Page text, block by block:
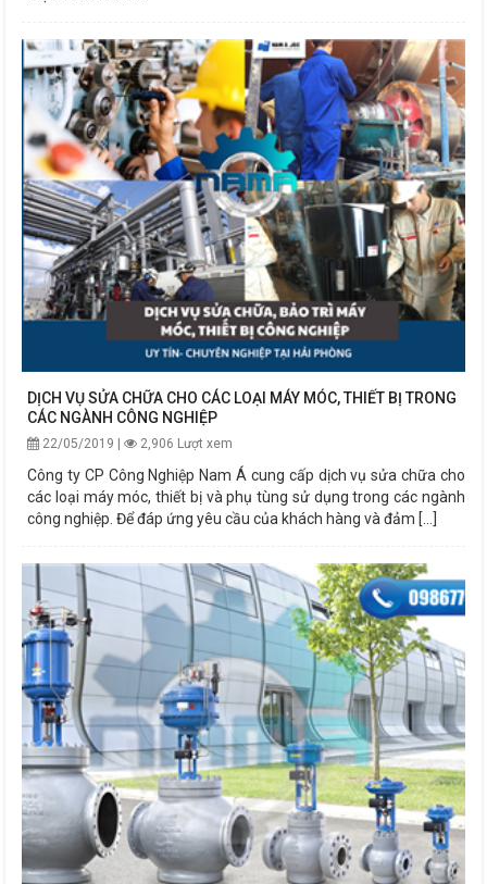
DỊCH VỤ SỬA CHỮA CHO CÁC LOẠI MÁY MÓC, THIẾT BỊ TRONG
CÁC NGÀNH CÔNG NGHIỆP
22/05/2019 | 2,906 Lượt xem
Công ty CP Công Nghiệp Nam Á cung cấp dịch vụ sửa chữa cho
các loại máy móc, thiết bị và phụ tùng sử dụng trong các ngành
công nghiệp. Để đáp ứng yêu cầu của khách hàng và đảm [...]